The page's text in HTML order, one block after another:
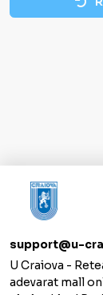
support@u-
U Craiova -
adevarat mall